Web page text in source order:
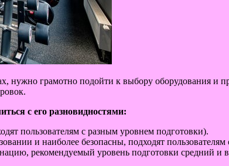
нужно грамотно подойти к выбору оборудования
с его разновидностями:
пользователям с разным уровнем подготовки).
и наиболее безопасны, подходят
рекомендуемый уровень подготовки средний и